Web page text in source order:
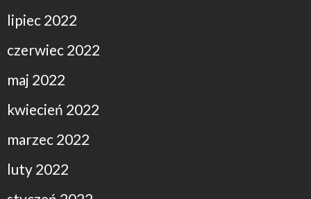
lipiec 2022
czerwiec 2022
maj 2022
kwiecień 2022
marzec 2022
luty 2022